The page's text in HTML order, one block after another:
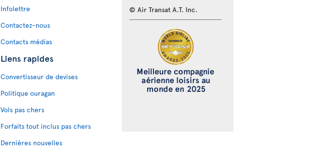
Infolettre
Contactez-nous
Contacts médias
Liens rapides
Convertisseur de devises
Politique ouragan
Vols pas chers
Forfaits tout inclus pas chers
Dernières nouvelles
© Air Transat A.T. Inc.